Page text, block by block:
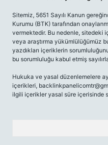
Sitemiz, 5651 Sayılı Kanun
Kurumu (BTK) tarafından
vermektedir. Bu nedenle, sitedeki
veya araştırma yükümlülüğümüz
yazdıkları içeriklerin
bu sorumluluğu kabul etmiş
Hukuka ve yasal düzenlemelere
içerikleri,
ilgili içerikler yasal süre içerisinde